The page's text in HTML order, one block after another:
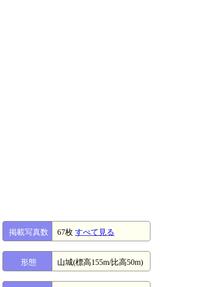
掲載写真数 67枚 すべて見る
形態 山城(標高155m/比高50m)